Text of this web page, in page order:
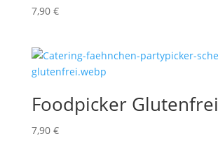
7,90 €
Foodpicker Glutenfrei
7,90 €